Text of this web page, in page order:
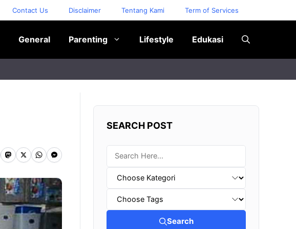
Contact Us Disclaimer Tentang Kami Term of Services
General Parenting Lifestyle Edukasi
M
a
s
t
o
X W
h
a
t
s
M
e
s
s
SEARCH POST
Search